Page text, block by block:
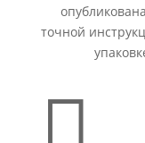
опубликована
точной